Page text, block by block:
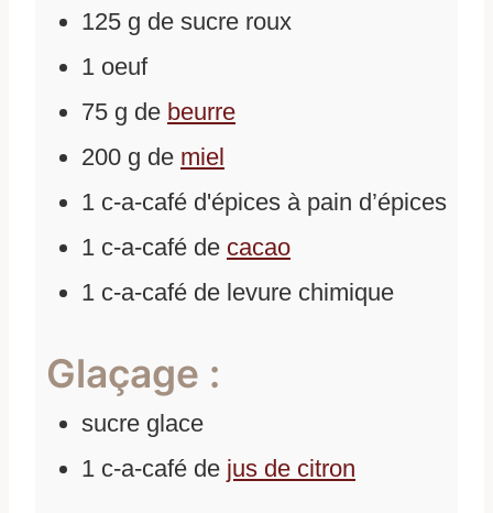
125 g de sucre roux
1 oeuf
75 g de beurre
200 g de miel
1 c-a-café d'épices à pain d’épices
1 c-a-café de cacao
1 c-a-café de levure chimique
Glaçage :
sucre glace
1 c-a-café de jus de citron